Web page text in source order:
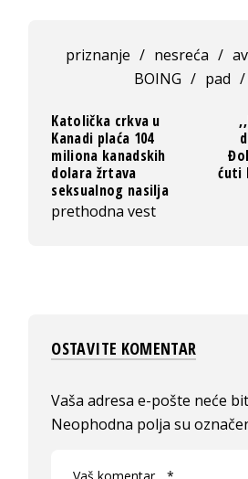
priznanje / nesreća /
BOING / pad /
Katolička crkva u
Kanadi plaća 104
miliona kanadskih
dolara žrtava
seksualnog nasilja
prethodna vest
ćuti
OSTAVITE KOMENTAR
Vaša adresa e-pošte neće
Neophodna polja su